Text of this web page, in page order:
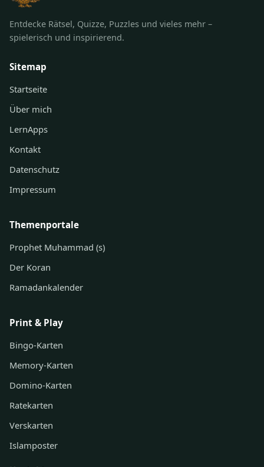
Entdecke Rätsel, Quizze, Puzzles und vieles mehr –
spielerisch und inspirierend.
Sitemap
Startseite
Über mich
LernApps
Kontakt
Datenschutz
Impressum
Themenportale
Prophet Muhammad (s)
Der Koran
Ramadankalender
Print & Play
Bingo-Karten
Memory-Karten
Domino-Karten
Ratekarten
Verskarten
Islamposter